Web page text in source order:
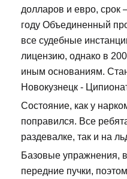
долларов и евро, срок
году Объединенный
все судебные
лицензию, однако в
иным основаниям.
Новокузнецк -
Состояние, как у
поправился. Все
раздевалке, так и на
Базовые упражнения,
передние пучки,